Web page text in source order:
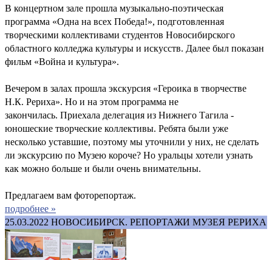
В концертном зале прошла музыкально-поэтическая
программа «Одна на всех Победа!», подготовленная
творческими коллективами студентов Новосибирского
областного колледжа культуры и искусств. Далее был показан
фильм «Война и культура».
Вечером в залах прошла экскурсия «Героика в творчестве
Н.К. Рериха». Но и на этом программа не
закончилась. Приехала делегация из Нижнего Тагила -
юношеские творческие коллективы. Ребята были уже
несколько уставшие, поэтому мы уточнили у них, не сделать
ли экскурсию по Музею короче? Но уральцы хотели узнать
как можно больше и были очень внимательны.
Предлагаем вам фоторепортаж.
подробнее »
25.03.2022 НОВОСИБИРСК. РЕПОРТАЖИ МУЗЕЯ РЕРИХА